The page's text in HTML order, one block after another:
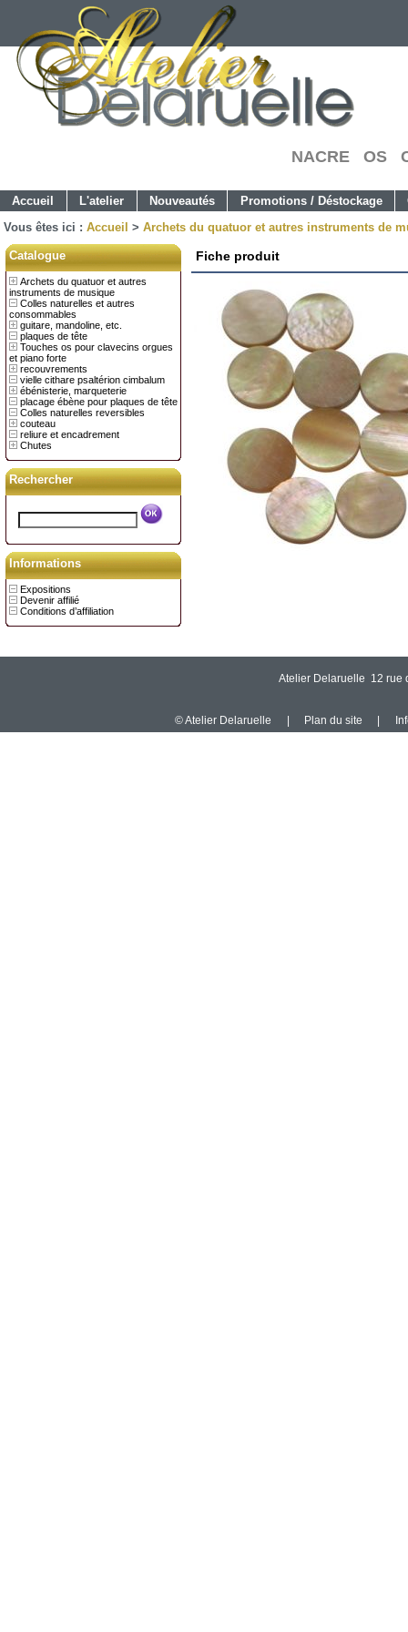
NACRE OS
Accueil L'atelier Nouveautés Promotions / Déstockage
Vous êtes ici : Accueil > Archets du quatuor et autres instruments de
Catalogue
Archets du quatuor et autres
instruments de musique
Colles naturelles et autres
consommables
guitare, mandoline, etc.
plaques de tête
Touches os pour clavecins orgues
et piano forte
recouvrements
vielle cithare psaltérion cimbalum
ébénisterie, marqueterie
placage ébène pour plaques de tête
Colles naturelles reversibles
couteau
reliure et encadrement
Chutes
Rechercher
Informations
Expositions
Devenir affilié
Conditions d’affiliation
Fiche produit
Atelier Delaruelle 12 rue
© Atelier Delaruelle Plan du site